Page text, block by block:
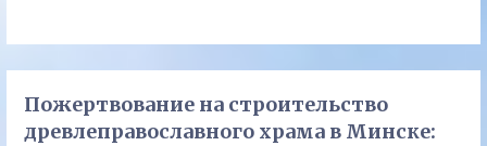
Пожертвование на строительство
древлеправославного храма в Минске: